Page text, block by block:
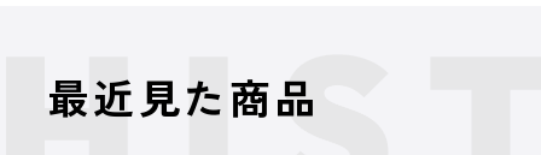
最近見た商品